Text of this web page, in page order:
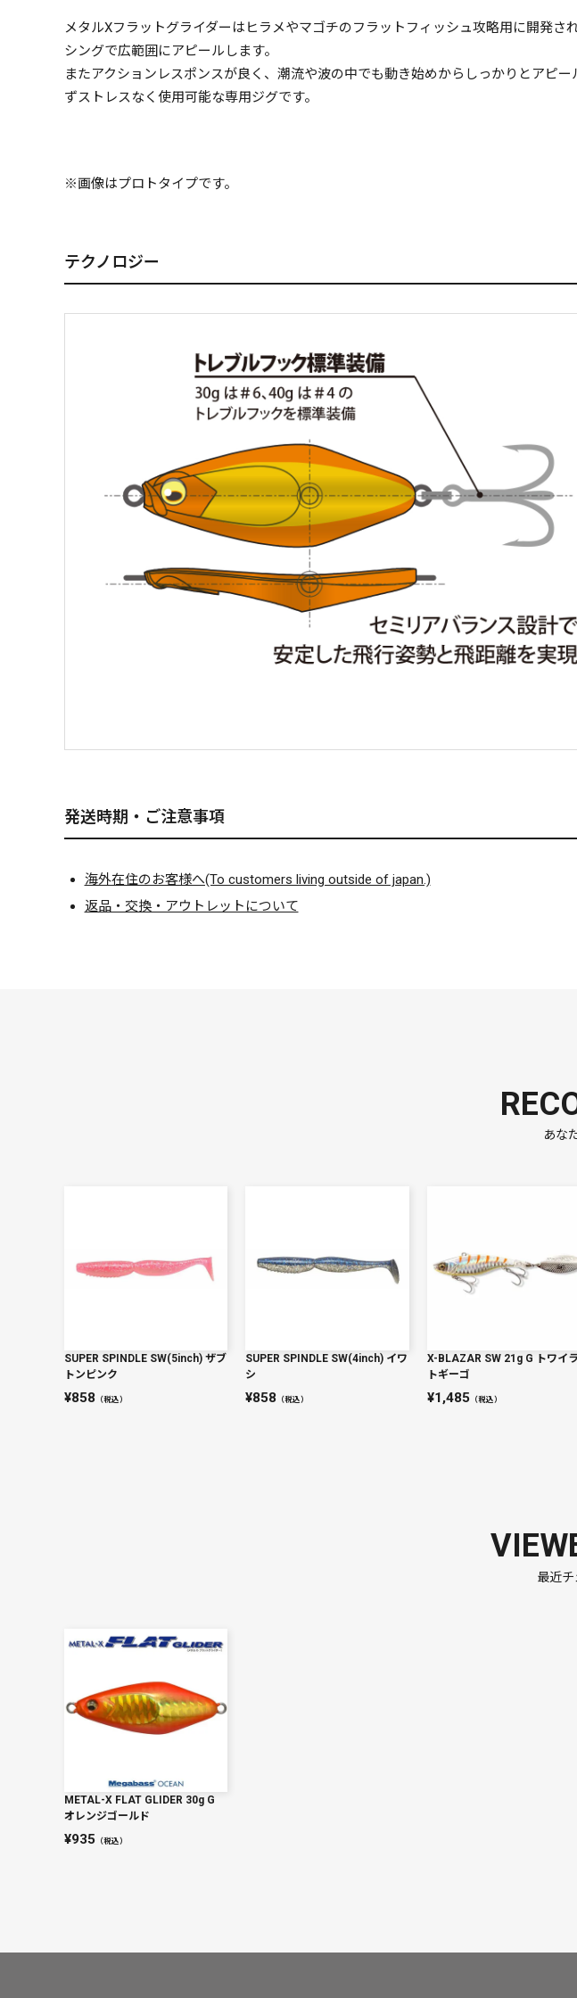
メタルXフラットグライダーはヒラメやマゴチのフラットフィッシュ攻略用に開発
シングで広範囲にアピールします。
またアクションレスポンスが良く、潮流や波の中でも動き始めからしっかりとアピ
ずストレスなく使用可能な専用ジグです。
※画像はプロトタイプです。
テクノロジー
発送時期・ご注意事項
海外在住のお客様へ(To customers living outside of japan.)
返品・交換・アウトレットについて
あな
SUPER SPINDLE SW(5inch) ザブ
トンピンク
858 （税込）
SUPER SPINDLE SW(4inch) イワ
シ
858 （税込）
X-BLAZAR SW 21g G トワイ
トギーゴ
1,485（税込）
最近
METAL-X FLAT GLIDER 30g G
オレンジゴールド
935 （税込）